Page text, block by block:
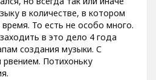
в количестве, в котором
То есть не особо много.
в это дело 4 года
создания музыки. С
Потихоньку